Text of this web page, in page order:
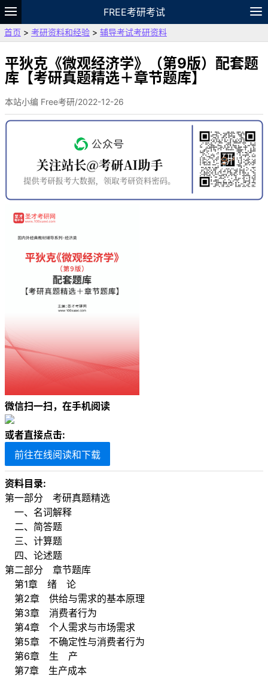
FREE考研考试
题库
故事 专题 APP 笔记
VIP
资料
首页 > 考研资料和经验 > 辅导考试考研资料
平狄克《微观经济学》（第9版）配套题
库【考研真题精选＋章节题库】
本站小编 Free考研/2022-12-26
微信扫一扫，在手机阅读
或者直接点击:
前往在线阅读和下载
资料目录:
第一部分 考研真题精选
一、名词解释
二、简答题
三、计算题
四、论述题
第二部分 章节题库
第1章 绪 论
第2章 供给与需求的基本原理
第3章 消费者行为
第4章 个人需求与市场需求
第5章 不确定性与消费者行为
第6章 生 产
第7章 生产成本